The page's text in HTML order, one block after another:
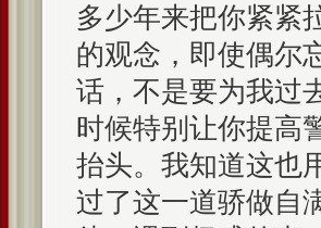
多少年来把你紧紧
的观念，即使偶尔
话，不是要为我过
时候特别让你提高
抬头。我知道这也
过了这一道骄做自